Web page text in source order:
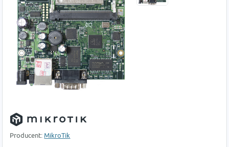
Producent: MikroTik